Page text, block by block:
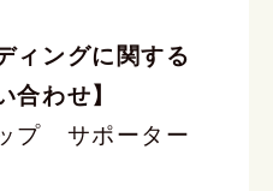
ィングに関する
わせ】
プ サポーター